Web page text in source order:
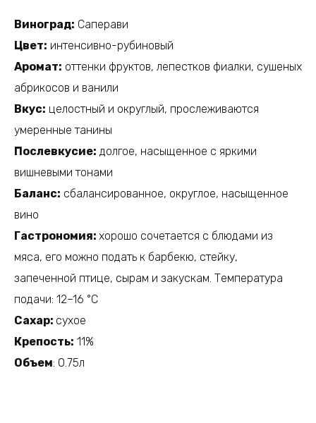
Виноград: Саперави
Цвет: интенсивно-рубиновый
Аромат: оттенки фруктов, лепестков фиалки, сушеных
абрикосов и ванили
Вкус: целостный и округлый, прослеживаются
умеренные танины
Послевкусие: долгое, насыщенное с яркими
вишневыми тонами
Баланс: сбалансированное, округлое, насыщенное
вино
Гастрономия: хорошо сочетается с блюдами из
мяса, его можно подать к барбекю, стейку,
запеченной птице, сырам и закускам. Температура
подачи: 12–16 °C
Сахар: сухое
Крепость: 11%
Объем: 0.75л